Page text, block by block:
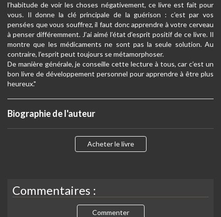
l’habitude de voir les choses négativement, ce livre est fait pour
vous. Il donne la clé principale de la guérison : c’est par vos
pensées que vous souffrez, il faut donc apprendre à votre cerveau
à penser différemment. J’ai aimé l’état d’esprit positif de ce livre. Il
montre que les médicaments ne sont pas la seule solution. Au
contraire, l’esprit peut toujours se métamorphoser.
De manière générale, je conseille cette lecture à tous, car c’est un
bon livre de développement personnel pour apprendre à être plus
heureux."
Biographie de l'auteur
Acheter le livre
Commentaires :
Commenter